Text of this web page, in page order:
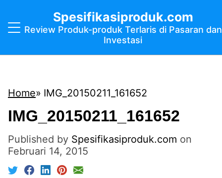
Spesifikasiproduk.com
Review Produk-produk Terlaris di Pasaran dan
Investasi
Home IMG_20150211_161652
IMG_20150211_161652
Published by Spesifikasiproduk.com on
Februari 14, 2015